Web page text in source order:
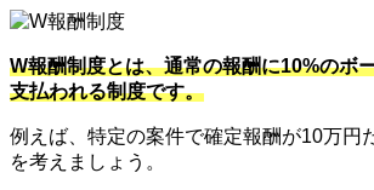
W報酬制度とは、通常の報酬に10%のボ
支払われる制度です。
例えば、特定の案件で確定報酬が10万円
を考えましょう。